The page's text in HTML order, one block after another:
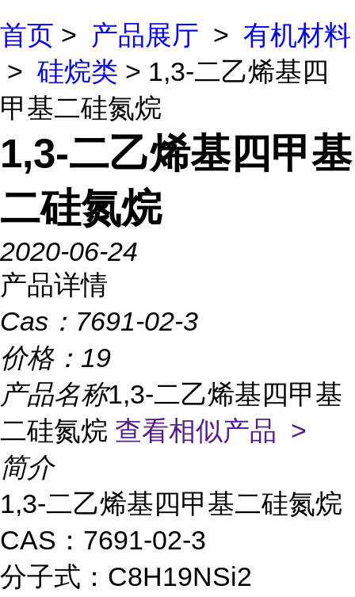
首页 > 产品展厅 > 有机材料
> 硅烷类 > 1,3-二乙烯基四
甲基二硅氮烷
1,3-二乙烯基四甲基
二硅氮烷
2020-06-24
产品详情
Cas： 7691-02-3
价格： 19
产品名称1,3-二乙烯基四甲基
二硅氮烷 查看相似产品 >
简介
1,3-二乙烯基四甲基二硅氮烷
CAS：7691-02-3
分子式：C8H19NSi2